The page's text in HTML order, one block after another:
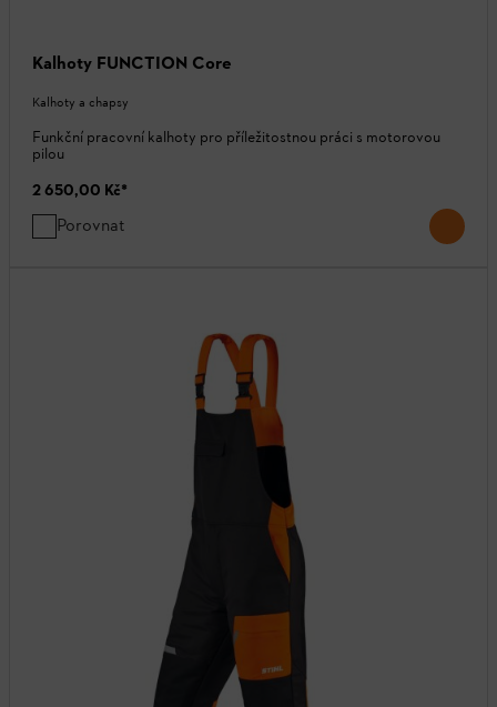
Kalhoty FUNCTION Core
Kalhoty a chapsy
Funkční pracovní kalhoty pro příležitostnou práci s motorovou
pilou
2 650,00 Kč*
Porovnat